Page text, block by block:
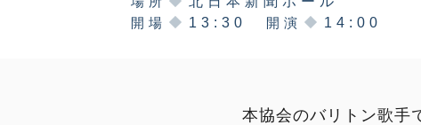
開場
13:30 開演 14:00
本協会のバリトン歌手